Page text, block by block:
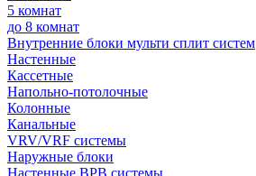
5 комнат
до 8 комнат
Внутренние блоки мульти сплит систем
Настенные
Кассетные
Напольно-потолочные
Колонные
Канальные
VRV/VRF системы
Наружные блоки
Настенные ВРВ системы